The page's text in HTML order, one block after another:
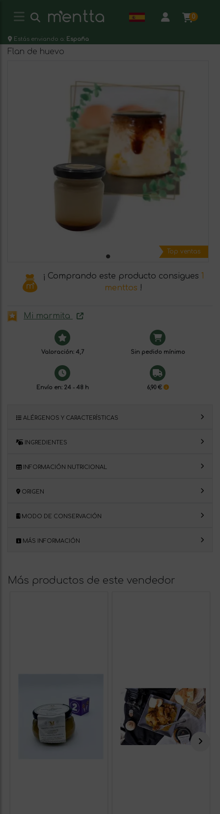
0
Estás enviando a: España
Flan de huevo
Top ventas
¡ Comprando este producto consigues 1
menttos !
Mi marmita
Valoración: 4,7 Sin pedido mínimo
Envío en: 24 - 48 h 6,90 €
ALÉRGENOS Y CARACTERÍSTICAS
INGREDIENTES
INFORMACIÓN NUTRICIONAL
ORIGEN
MODO DE CONSERVACIÓN
MÁS INFORMACIÓN
Más productos de este vendedor